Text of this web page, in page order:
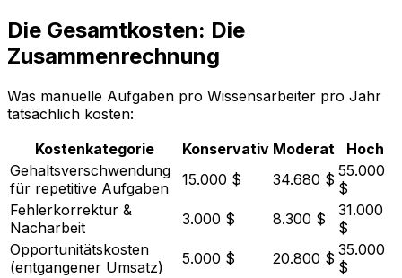
Die Gesamtkosten: Die
Zusammenrechnung
Was manuelle Aufgaben pro Wissensarbeiter pro Jahr
tatsächlich kosten:
Kostenkategorie
Konservativ Moderat
Hoch
Gehaltsverschwendung
für repetitive Aufgaben
15.000 $ 34.680 $ 55.000
$
Fehlerkorrektur &
Nacharbeit
3.000 $ 8.300 $
31.000
$
Opportunitätskosten
(entgangener Umsatz)
5.000 $ 20.800 $ 35.000
$